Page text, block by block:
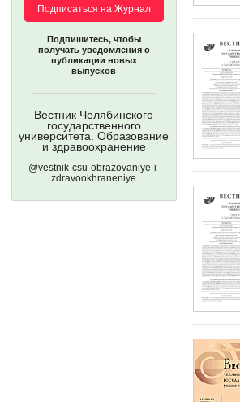
Подписаться на Журнал
Подпишитесь, чтобы
получать уведомления о
публикации новых
выпусков
Вестник Челябинского
государственного
университета. Образование
и здравоохранение
@vestnik-csu-obrazovaniye-i-
zdravookhraneniye